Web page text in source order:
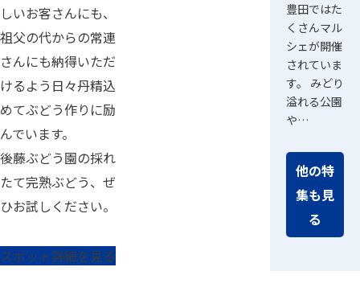
しいお客さんにも、
祖父の代からの常連
さんにも納得いただ
けるよう日々丹精込
めてぶどう作りに励
んでいます。
後藤ぶどう園の採れ
たて完熟ぶどう、ぜ
ひお試しください。
スポット詳細を見る
豊田ではた
くさんマル
シェが開催
されていま
す。 みどり
溢れる公園
や…
他の特
集も見
る